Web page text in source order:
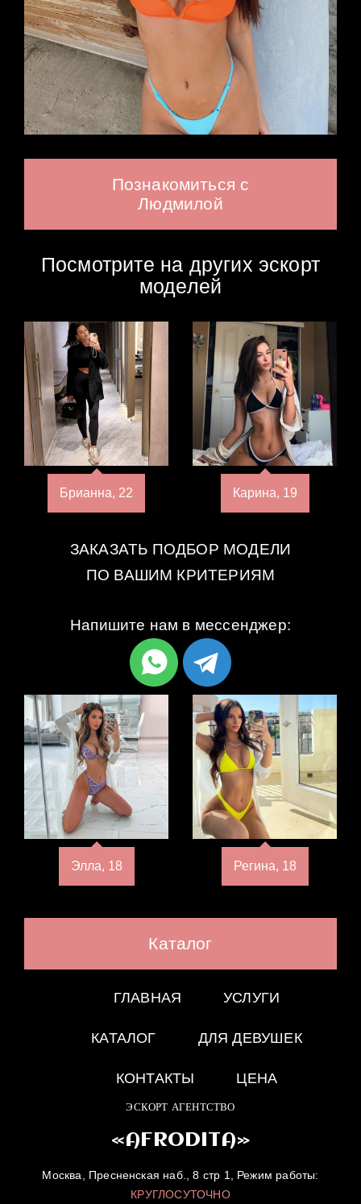
Познакомиться с
Людмилой
Посмотрите на других эскорт
моделей
Брианна, 22 Карина, 19
ЗАКАЗАТЬ ПОДБОР МОДЕЛИ
ПО ВАШИМ КРИТЕРИЯМ
Напишите нам в мессенджер:
Элла, 18 Регина, 18
Каталог
ГЛАВНАЯ УСЛУГИ
КАТАЛОГ ДЛЯ ДЕВУШЕК
КОНТАКТЫ ЦЕНА
ЭСКОРТ АГЕНТСТВО
«AFRODITA»
Москва, Пресненская наб., 8 стр 1, Режим работы:
КРУГЛОСУТОЧНО